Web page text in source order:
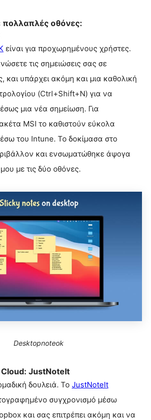
πολλαπλές οθόνες:
είναι για προχωρημένους χρήστες.
τις σημειώσεις σας σε
και υπάρχει ακόμη και μια καθολική
(Ctrl+Shift+N) για να
μια νέα σημείωση. Για
MSI το καθιστούν εύκολα
του Intune. Το δοκίμασα στο
και ενσωματώθηκε άψογα
με τις δύο οθόνες.
Desktopnoteok
Cloud: JustNoteIt
δουλειά. Το JustNoteIt
συγχρονισμό μέσω
και σας επιτρέπει ακόμη και να